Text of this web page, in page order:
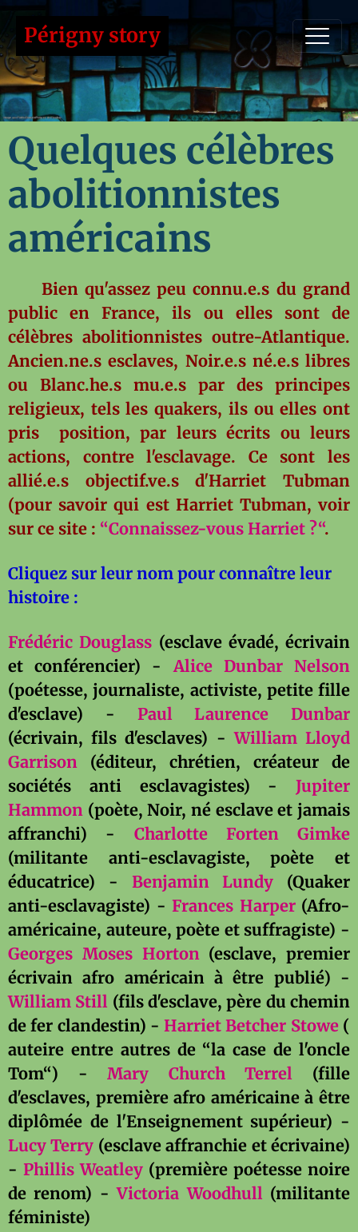
Périgny story
Quelques célèbres
abolitionnistes
américains
Bien qu'assez peu connu.e.s du grand
public en France, ils ou elles sont de
célèbres abolitionnistes outre-Atlantique.
Ancien.ne.s esclaves, Noir.e.s né.e.s libres
ou Blanc.he.s mu.e.s par des principes
religieux, tels les quakers, ils ou elles ont
pris position, par leurs écrits ou leurs
actions, contre l'esclavage. Ce sont les
allié.e.s objectif.ve.s d'Harriet Tubman
(pour savoir qui est Harriet Tubman, voir
sur ce site : “Connaissez-vous Harriet ?“.
Cliquez sur leur nom pour connaître leur
histoire :
Frédéric Douglass (esclave évadé, écrivain
et conférencier) - Alice Dunbar Nelson
(poétesse, journaliste, activiste, petite fille
d'esclave) - Paul Laurence Dunbar
(écrivain, fils d'esclaves) -William Lloyd
Garrison (éditeur, chrétien, créateur de
sociétés anti esclavagistes) - Jupiter
Hammon (poète, Noir, né esclave et jamais
affranchi) - Charlotte Forten Gimke
(militante anti-esclavagiste, poète et
éducatrice) - Benjamin Lundy (Quaker
anti-esclavagiste) - Frances Harper(Afro-
américaine, auteure, poète et suffragiste) -
Georges Moses Horton (esclave, premier
écrivain afro américain à être publié) -
William Still (fils d'esclave, père du chemin
de fer clandestin) -Harriet Betcher Stowe(
auteire entre autres de “la case de l'oncle
Tom“) -Mary Church Terrel (fille
d'esclaves, première afro américaine à être
diplômée de l'Enseignement supérieur) -
Lucy Terry (esclave affranchie et écrivaine)
- Phillis Weatley (première poétesse noire
de renom) -Victoria Woodhull (militante
féministe)